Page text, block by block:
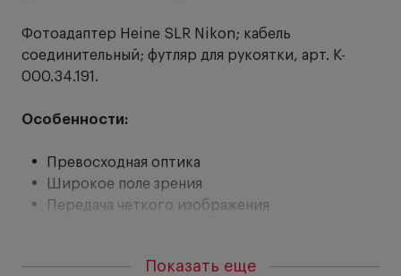
Фотоадаптер Heine SLR Nikon; кабель
соединительный; футляр для рукоятки, арт. K-
000.34.191.
Особенности:
Превосходная оптика
Широкое поле зрения
Передача четкого изображения
Показать еще